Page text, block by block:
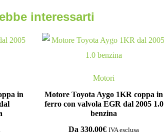
interessarti
in
Motori
Motore Toyota Aygo 1KR coppa in
ferro con valvola EGR dal 2005 1.0
benzina
Da 330.00€ IVA esclusa